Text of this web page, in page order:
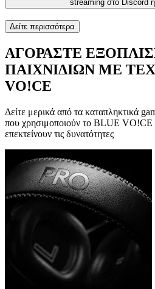
streaming στο Discord
Δείτε περισσότερα
ΑΓΟΡΑΣΤΕ
ΠΑΙΧΝΙΔΙΩΝ ΜΕ
VO!CE
Δείτε μερικά από τα καταπληκτικά
που χρησιμοποιούν το BLUE VO!CE
επεκτείνουν τις δυνατότητες